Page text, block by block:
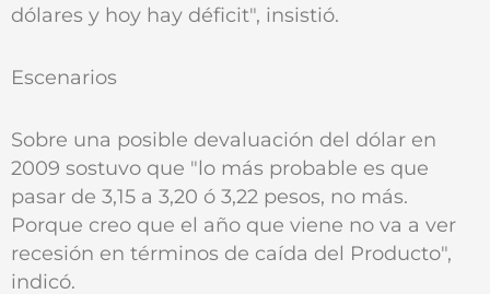
dólares y hoy hay déficit", insistió.
Escenarios
Sobre una posible devaluación del dólar en
2009 sostuvo que "lo más probable es que
pasar de 3,15 a 3,20 ó 3,22 pesos, no más.
Porque creo que el año que viene no va a ver
recesión en términos de caída del Producto",
indicó.